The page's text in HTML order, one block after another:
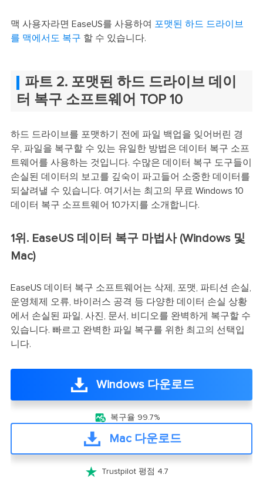
맥 사용자라면 EaseUS를 사용하여 포맷된 하드 드라이브
를 맥에서도 복구 할 수 있습니다.
파트 2. 포맷된 하드 드라이브 데이
터 복구 소프트웨어 TOP 10
하드 드라이브를 포맷하기 전에 파일 백업을 잊어버린 경
우, 파일을 복구할 수 있는 유일한 방법은 데이터 복구 소프
트웨어를 사용하는 것입니다. 수많은 데이터 복구 도구들이
손실된 데이터의 보고를 깊숙이 파고들어 소중한 데이터를
되살려낼 수 있습니다. 여기서는 최고의 무료 Windows 10
데이터 복구 소프트웨어 10가지를 소개합니다.
1위. EaseUS 데이터 복구 마법사 (Windows 및
Mac)
EaseUS 데이터 복구 소프트웨어는 삭제, 포맷, 파티션 손실,
운영체제 오류, 바이러스 공격 등 다양한 데이터 손실 상황
에서 손실된 파일, 사진, 문서, 비디오를 완벽하게 복구할 수
있습니다. 빠르고 완벽한 파일 복구를 위한 최고의 선택입
니다.
Windows 다운로드
 복구율 99.7%
Mac 다운로드
 Trustpilot 평점 4.7